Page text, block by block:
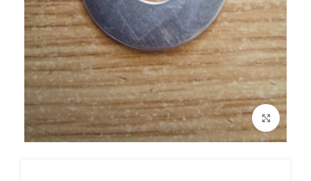
بزرگنمایی تصویر